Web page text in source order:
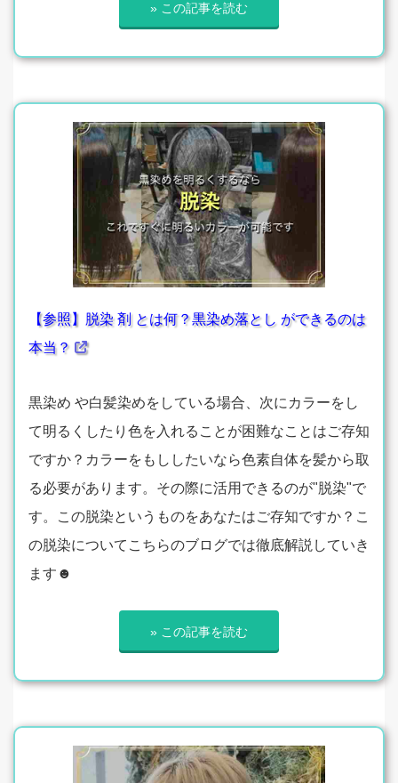
» この記事を読む
【参照】脱染 剤 とは何？黒染め落とし ができるのは
本当？
黒染め や白髪染めをしている場合、次にカラーをし
て明るくしたり色を入れることが困難なことはご存知
ですか？カラーをもししたいなら色素自体を髪から取
る必要があります。その際に活用できるのが"脱染"で
す。この脱染というものをあなたはご存知ですか？こ
の脱染についてこちらのブログでは徹底解説していき
ます☻
» この記事を読む